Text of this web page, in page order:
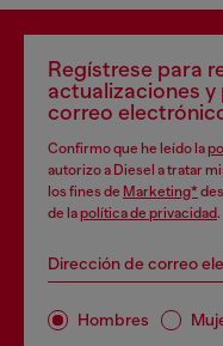
Regístrese para
actualizaciones
correo
Confirmo que he leído la
autorizo a Diesel a tratar
los fines de Marketing*
de lapolítica de privacidad.
Dirección de correo
Hombres